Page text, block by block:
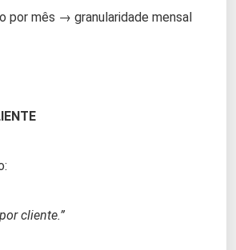
por mês → granularidade mensal
cliente.”